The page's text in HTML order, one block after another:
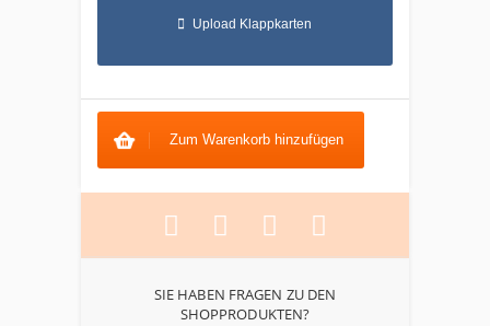
Upload Klappkarten
Zum Warenkorb hinzufügen
SIE HABEN FRAGEN ZU DEN
SHOPPRODUKTEN?